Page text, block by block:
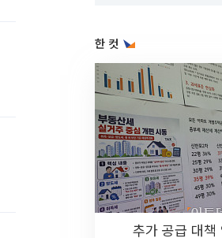
한 컷
추가 공급 대